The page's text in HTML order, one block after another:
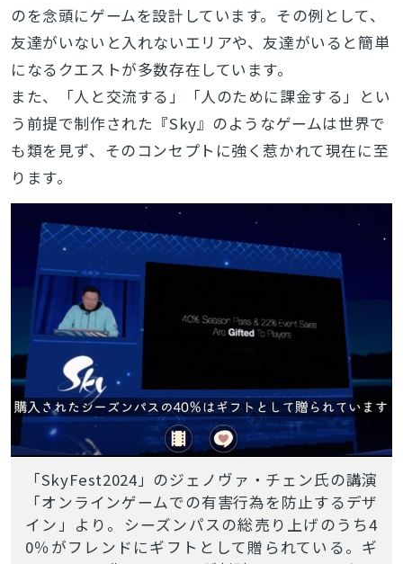
のを念頭にゲームを設計しています。その例として、
友達がいないと入れないエリアや、友達がいると簡単
になるクエストが多数存在しています。
また、「人と交流する」「人のために課金する」とい
う前提で制作された『Sky』のようなゲームは世界で
も類を見ず、そのコンセプトに強く惹かれて現在に至
ります。
「SkyFest2024」のジェノヴァ・チェン氏の講演
「オンラインゲームでの有害行為を防止するデザ
イン」より。シーズンパスの総売り上げのうち4
0％がフレンドにギフトとして贈られている。ギ
とじる